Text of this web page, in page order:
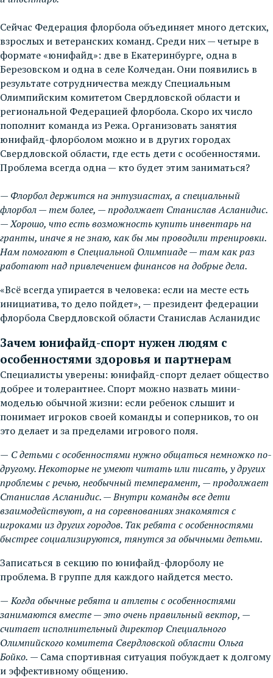
Сейчас Федерация флорбола объединяет много детских,
взрослых и ветеранских команд. Среди них — четыре в
формате «юнифайд»: две в Екатеринбурге, одна в
Березовском и одна в селе Колчедан. Они появились в
результате сотрудничества между Специальным
Олимпийским комитетом Свердловской области и
региональной Федерацией флорбола. Скоро их число
пополнит команда из Режа. Организовать занятия
юнифайд-флорболом можно и в других городах
Свердловской области, где есть дети с особенностями.
Проблема всегда одна — кто будет этим заниматься?
— Флорбол держится на энтузиастах, а специальный
флорбол — тем более, — продолжает Станислав Асланидис.
— Хорошо, что есть возможность купить инвентарь на
гранты, иначе я не знаю, как бы мы проводили тренировки.
Нам помогают в Специальной Олимпиаде — там как раз
работают над привлечением финансов на добрые дела.
«Всё всегда упирается в человека: если на месте есть
инициатива, то дело пойдет», — президент федерации
флорбола Свердловской области Станислав Асланидис
Зачем юнифайд-спорт нужен людям с
особенностями здоровья и партнерам
Специалисты уверены: юнифайд-спорт делает общество
добрее и толерантнее. Спорт можно назвать мини-
моделью обычной жизни: если ребенок слышит и
понимает игроков своей команды и соперников, то он
это делает и за пределами игрового поля.
— С детьми с особенностями нужно общаться немножко по-
другому. Некоторые не умеют читать или писать, у других
проблемы с речью, необычный темперамент, — продолжает
Станислав Асланидис. — Внутри команды все дети
взаимодействуют, а на соревнованиях знакомятся с
игроками из других городов. Так ребята с особенностями
быстрее социализируются, тянутся за обычными детьми.
Записаться в секцию по юнифайд-флорболу не
проблема. В группе для каждого найдется место.
—Когда обычные ребята и атлеты с особенностями
занимаются вместе — это очень правильный вектор, —
считает исполнительный директор Специального
Олимпийского комитета Свердловской области Ольга
Бойко. — Сама спортивная ситуация побуждает к долгому
и эффективному общению.